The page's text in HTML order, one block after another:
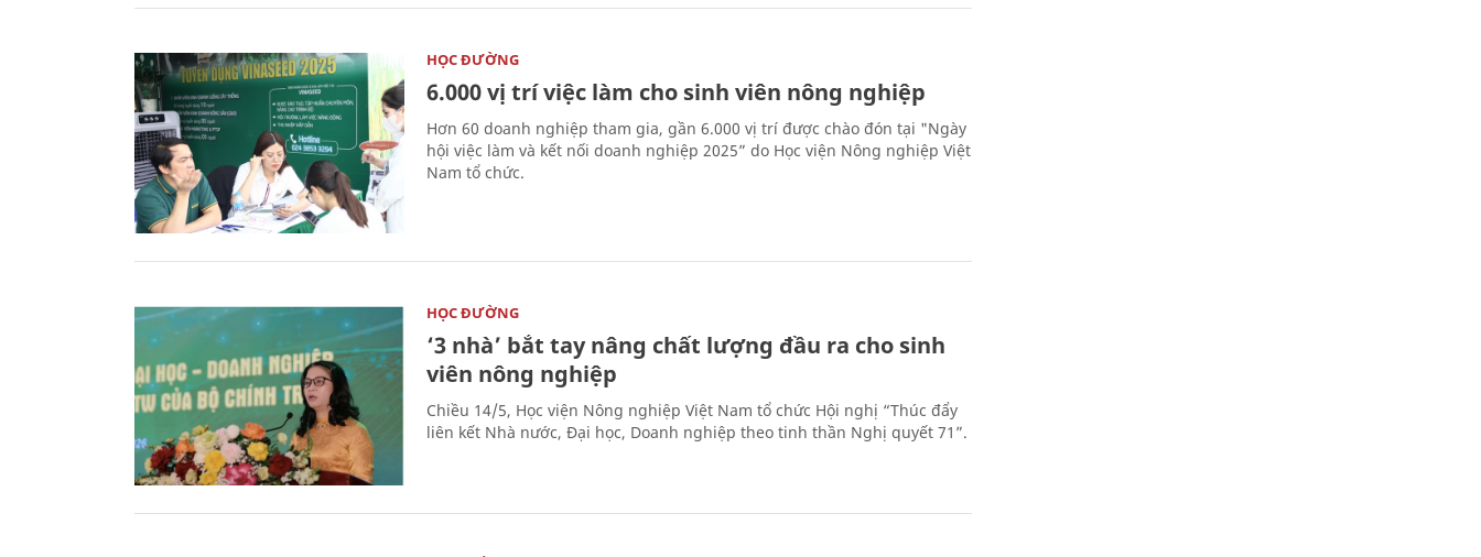
HỌC ĐƯỜNG
6.000 vị trí việc làm cho sinh viên nông nghiệp
Hơn 60 doanh nghiệp tham gia, gần 6.000 vị trí được chào đón tại "Ngày
hội việc làm và kết nối doanh nghiệp 2025” do Học viện Nông nghiệp Việt
Nam tổ chức.
HỌC ĐƯỜNG
‘3 nhà’ bắt tay nâng chất lượng đầu ra cho sinh
viên nông nghiệp
Chiều 14/5, Học viện Nông nghiệp Việt Nam tổ chức Hội nghị “Thúc đẩy
liên kết Nhà nước, Đại học, Doanh nghiệp theo tinh thần Nghị quyết 71”.